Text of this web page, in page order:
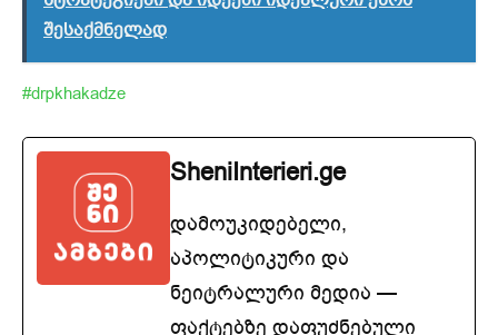
შესაქმნელად
#drpkhakadze
SheniInterieri.ge
დამოუკიდებელი,
აპოლიტიკური და
ნეიტრალური მედია —
ფაქტებზე დაფუძნებული